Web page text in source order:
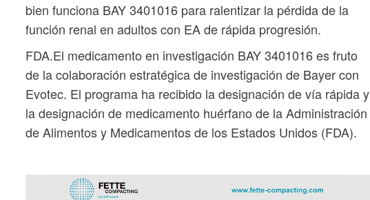
bien funciona BAY 3401016 para ralentizar la pérdida de la
función renal en adultos con EA de rápida progresión.
FDA.El medicamento en investigación BAY 3401016 es fruto
de la colaboración estratégica de investigación de Bayer con
Evotec. El programa ha recibido la designación de vía rápida y
la designación de medicamento huérfano de la Administración
de Alimentos y Medicamentos de los Estados Unidos (FDA).